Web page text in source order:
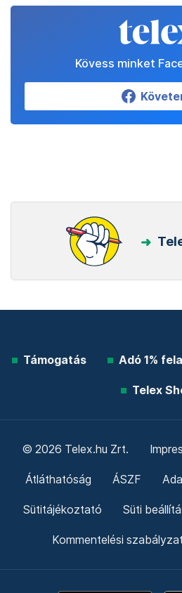
Kövess minket
Támogatás Adó 1%
Telex
© 2026 Telex.hu Zrt.
Átláthatóság ÁSZF
Sütitájékoztató Süti
Kommentelési szabályzat